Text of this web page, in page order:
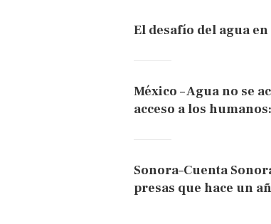
El desafío del agua
México – Agua no se
acceso a los
Sonora–Cuenta
presas que hace un